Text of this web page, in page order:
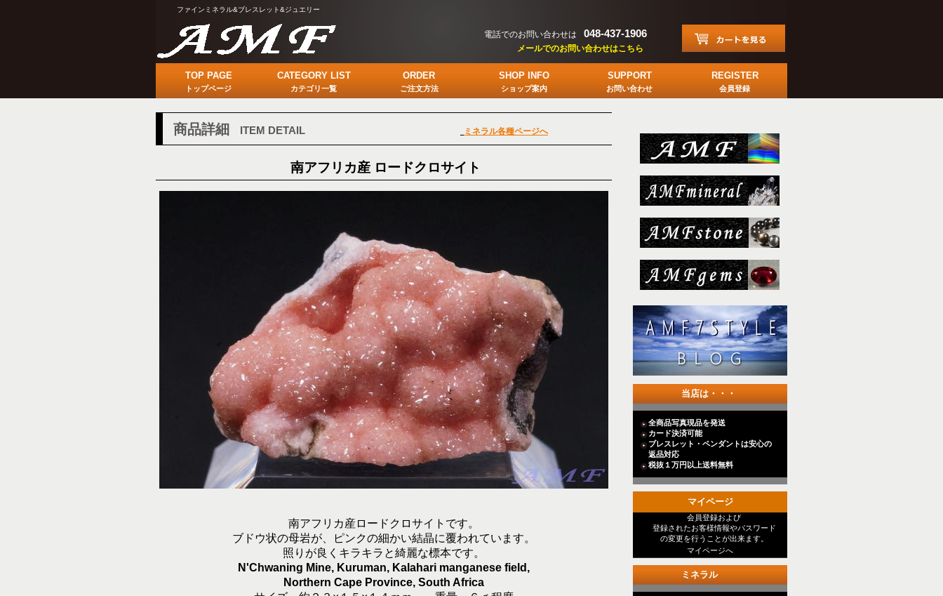
ファインミネラル&ブレスレット&ジュエリー
電話でのお問い合わせは 048-437-1906
メールでのお問い合わせはこちら
商品詳細 ITEM DETAIL ミネラル各種ページへ
南アフリカ産 ロードクロサイト
南アフリカ産ロードクロサイトです。
ブドウ状の母岩が、ピンクの細かい結晶に覆われています。
照りが良くキラキラと綺麗な標本です。
N'Chwaning Mine, Kuruman, Kalahari manganese field,
Northern Cape Province, South Africa
TOP PAGE
トップページ
CATEGORY LIST
カテゴリ一覧
ORDER
ご注文方法
SHOP INFO
ショップ案内
SUPPORT
お問い合わせ
REGISTER
会員登録
当店は・・・
全商品写真現品を発送
カード決済可能
ブレスレット・ペンダントは安心の
返品対応
税抜１万円以上送料無料
マイページ
会員登録および
登録されたお客様情報やパスワード
の変更を行うことが出来ます。
マイページへ
ミネラル